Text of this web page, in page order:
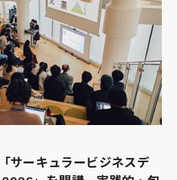
サーキュラービジネスデ